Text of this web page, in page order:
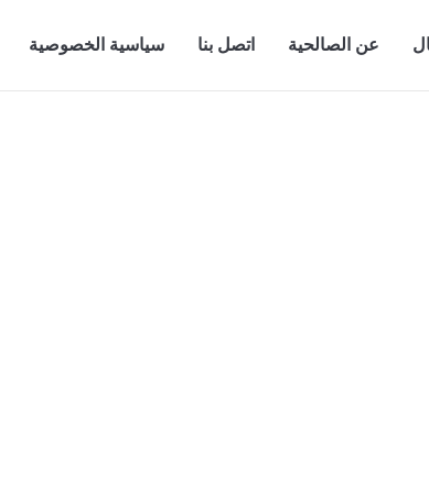
عن الصالحية اتصل بنا سياسية الخصوصية